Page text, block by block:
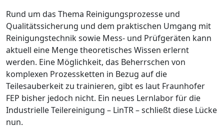
Rund um das Thema Reinigungsprozesse und
Qualitätssicherung und dem praktischen Umgang mit
Reinigungstechnik sowie Mess- und Prüfgeräten kann
aktuell eine Menge theoretisches Wissen erlernt
werden. Eine Möglichkeit, das Beherrschen von
komplexen Prozessketten in Bezug auf die
Teilesauberkeit zu trainieren, gibt es laut Fraunhofer
FEP bisher jedoch nicht. Ein neues Lernlabor für die
Industrielle Teilereinigung – LinTR– schließt diese Lücke
nun.